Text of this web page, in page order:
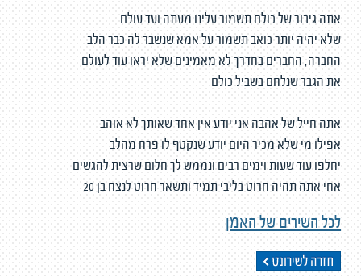
אתה גיבור של כולם תשמור עלינו מעתה ועד עולם
שלא יהיה יותר כואב תשמור על אמא שנשבר לה כבר הלב
החברה, החברים בחדרך לא מאמינים שלא יראו עוד לעולם
את הגבר שנלחם בשביל כולם
אתה חייל של אהבה אני יודע אין אחד שאותך לא אוהב
אפילו מי שלא מכיר היום יודע שנקטף לו פרח מהלב
יחלפו עוד שעות וימים רבים ונממש לך חלום שרצית להגשים
אחי אתה תהיה חרוט בליבי תמיד ותשאר חרוט לנצח בן 20
לכל השירים של האמן